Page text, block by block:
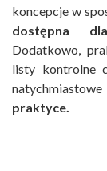
koncepcje w
dostępna
Dodatkowo,
listy kontrolne
praktyce.